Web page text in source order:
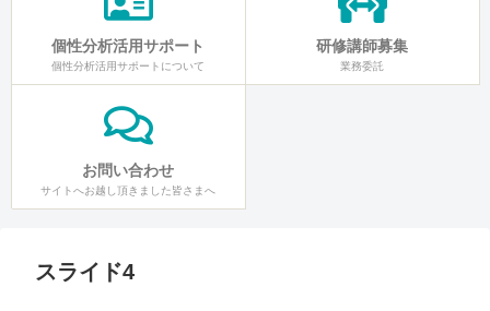
個性分析活用サポート
個性分析活用サポートについて
研修講師募集
業務委託
お問い合わせ
サイトへお越し頂きました皆さまへ
スライド4